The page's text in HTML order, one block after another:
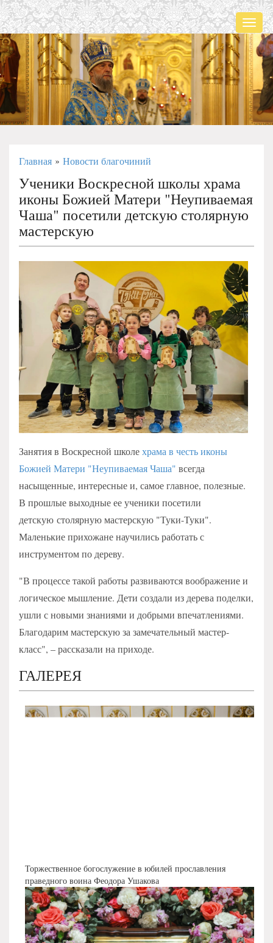
Главная » Новости благочиний
Ученики Воскресной школы храма
иконы Божией Матери "Неупиваемая
Чаша" посетили детскую столярную
мастерскую
Занятия в Воскресной школехрама в честь иконы
Божией Матери "Неупиваемая Чаша" всегда
насыщенные, интересные и, самое главное, полезные.
В прошлые выходные ее ученики посетили
детскую столярную мастерскую "Туки-Туки".
Маленькие прихожане научились работать с
инструментом по дереву.
"В процессе такой работы развиваются воображение и
логическое мышление. Дети создали из дерева поделки,
ушли с новыми знаниями и добрыми впечатлениями.
Благодарим мастерскую за замечательный мастер-
класс", – рассказали на приходе.
ГАЛЕРЕЯ
Торжественное богослужение в юбилей прославления
праведного воина Феодора Ушакова